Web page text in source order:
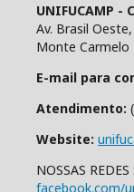
UNIFUCAMP
Av. Brasil
Monte Carmelo
E-mail para
Atendimento:
Website:
NOSSAS
facebook.com/